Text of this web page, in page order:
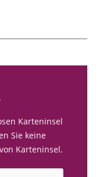
Karteninsel
Sie keine
Karteninsel.